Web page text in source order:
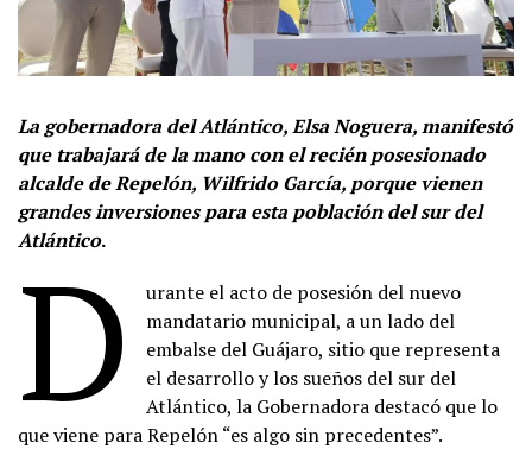
La gobernadora del Atlántico, Elsa Noguera, manifestó
que trabajará de la mano con el recién posesionado
alcalde de Repelón, Wilfrido García, porque vienen
grandes inversiones para esta población del sur del
Atlántico.
D
urante el acto de posesión del nuevo
mandatario municipal, a un lado del
embalse del Guájaro, sitio que representa
el desarrollo y los sueños del sur del
Atlántico, la Gobernadora destacó que lo
que viene para Repelón “es algo sin precedentes”.